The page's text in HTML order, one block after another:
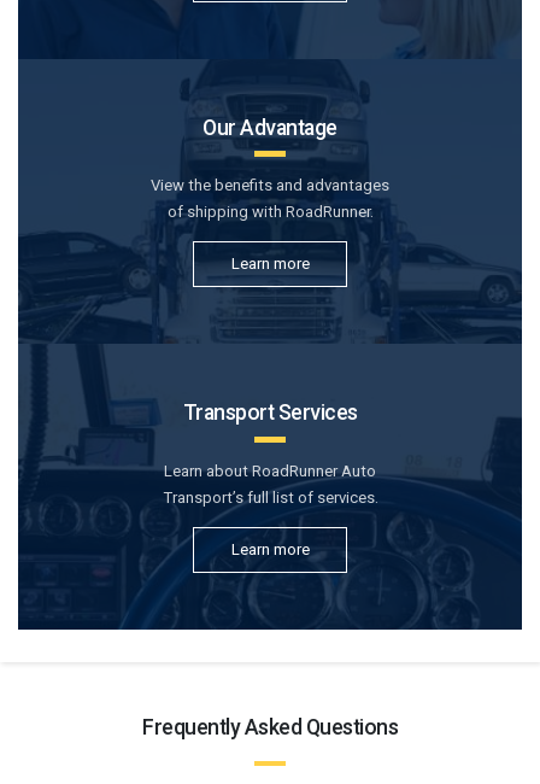
Our Advantage
View the benefits and advantages
of shipping with RoadRunner.
Learn more
Transport Services
Learn about RoadRunner Auto
Transport’s full list of services.
Learn more
Frequently Asked Questions